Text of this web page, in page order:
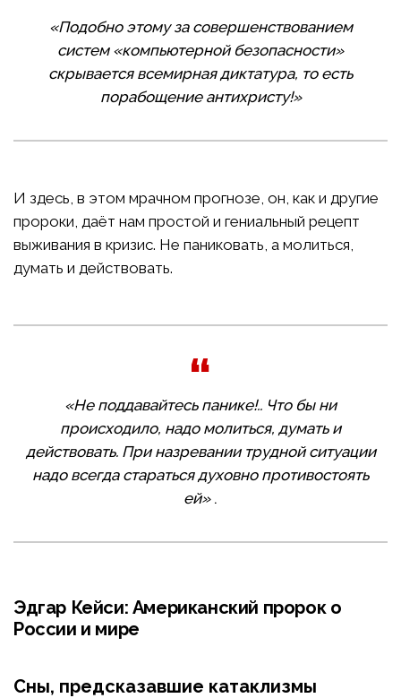
«Подобно этому за совершенствованием
систем «компьютерной безопасности»
скрывается всемирная диктатура, то есть
порабощение антихристу!»
И здесь, в этом мрачном прогнозе, он, как и другие
пророки, даёт нам простой и гениальный рецепт
выживания в кризис. Не паниковать, а молиться,
думать и действовать.
«Не поддавайтесь панике!.. Что бы ни
происходило, надо молиться, думать и
действовать. При назревании трудной ситуации
надо всегда стараться духовно противостоять
ей».
Эдгар Кейси: Американский пророк о
России и мире
Сны, предсказавшие катаклизмы